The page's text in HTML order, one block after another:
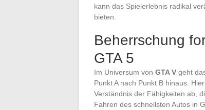
kann das Spielerlebnis radikal
bieten.
Beherrschung
GTA 5
Im Universum von GTA V geht
Punkt A nach Punkt B hinaus.
Verständnis der Fähigkeiten ab,
Fahren des schnellsten Autos in